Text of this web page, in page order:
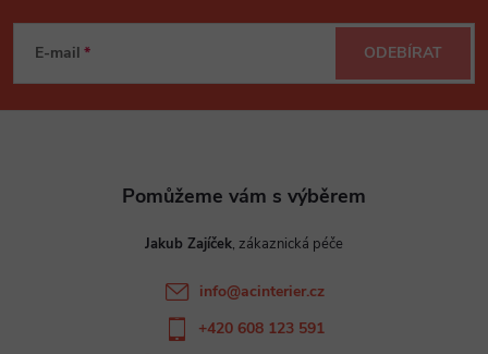
p
E-mail ODEBÍRAT
Jakub Zajíček
info@acinterier.cz
+420 608 123 591